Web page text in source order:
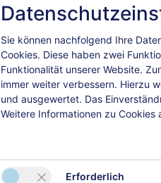
Sie können nachfolgend Ihre
Cookies. Diese haben zwei
Funktionalität unserer Website.
immer weiter verbessern. Hierzu
und ausgewertet. Das
Weitere Informationen zu
Erforderlich